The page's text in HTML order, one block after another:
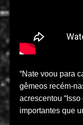
“Nate voou para
gêmeos recém-
acrescentou
importantes que